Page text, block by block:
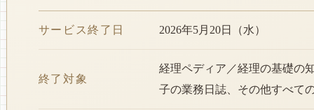
サービス終了日 2026年5月20日（水）
終了対象
経理ペディア／経理の基礎の
子の業務日誌、その他すべて